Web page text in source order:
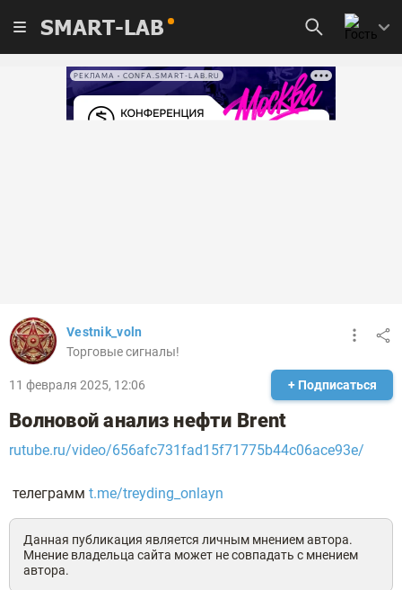
SMART-LAB
РЕКЛАМА • CONFA.SMART-LAB.RU
Vestnik_voln
Торговые сигналы!
11 февраля 2025, 12:06 + Подписаться
Волновой анализ нефти Brent
rutube.ru/video/656afc731fad15f71775b44c06ace93e/
телеграмм t.me/treyding_onlayn
Данная публикация является личным мнением автора.
Мнение владельца сайта может не совпадать с мнением
автора.